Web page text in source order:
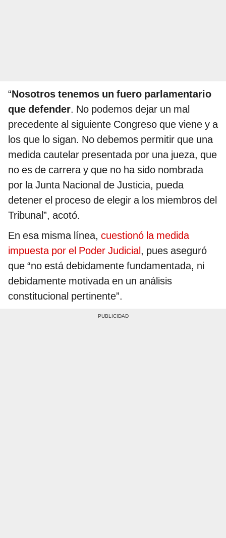
“Nosotros tenemos un fuero parlamentario
que defender. No podemos dejar un mal
precedente al siguiente Congreso que viene y a
los que lo sigan. No debemos permitir que una
medida cautelar presentada por una jueza, que
no es de carrera y que no ha sido nombrada
por la Junta Nacional de Justicia, pueda
detener el proceso de elegir a los miembros del
Tribunal”, acotó.
En esa misma línea, cuestionó la medida
impuesta por el Poder Judicial, pues aseguró
que “no está debidamente fundamentada, ni
debidamente motivada en un análisis
constitucional pertinente”.